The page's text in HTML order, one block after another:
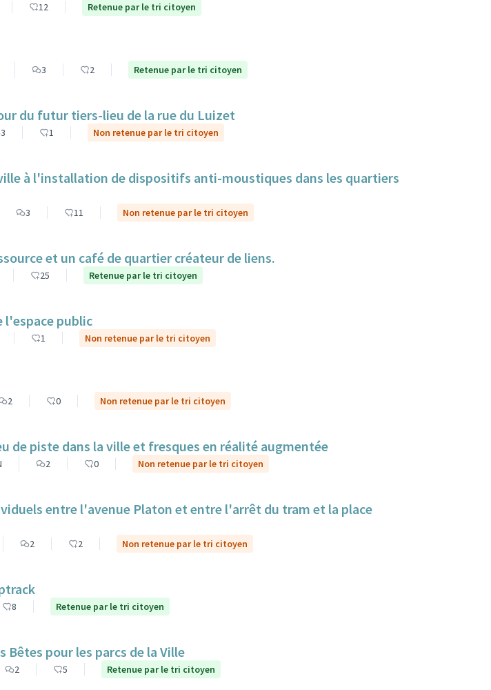
12 Retenue par le tri citoyen
3 2 Retenue par le tri citoyen
du futur tiers-lieu de la rue du Luizet
3 1 Non retenue par le tri citoyen
à l'installation de dispositifs anti-moustiques dans les quartiers
3 11 Non retenue par le tri citoyen
et un café de quartier créateur de liens.
25 Retenue par le tri citoyen
l'espace public
1 Non retenue par le tri citoyen
2 0 Non retenue par le tri citoyen
de piste dans la ville et fresques en réalité augmentée
2 0 Non retenue par le tri citoyen
entre l'avenue Platon et entre l'arrêt du tram et la place
2 2 Non retenue par le tri citoyen
8 Retenue par le tri citoyen
Bêtes pour les parcs de la Ville
2 5 Retenue par le tri citoyen